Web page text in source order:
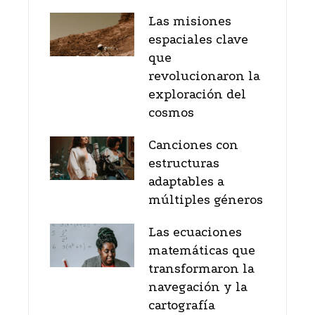
Las misiones
espaciales clave
que
revolucionaron la
exploración del
cosmos
Canciones con
estructuras
adaptables a
múltiples géneros
Las ecuaciones
matemáticas que
transformaron la
navegación y la
cartografía